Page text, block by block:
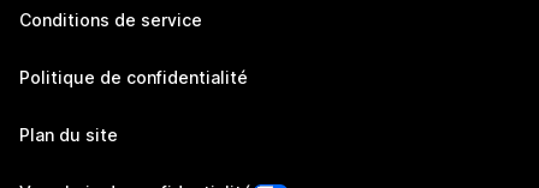
Conditions de service
Politique de confidentialité
Plan du site